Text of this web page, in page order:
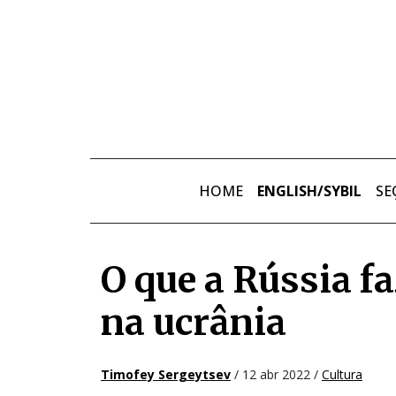
HOME ENGLISH/SYBIL
O que a Rússia
na ucrânia
Timofey Sergeytsev / 12 abr 2022 / Cultura